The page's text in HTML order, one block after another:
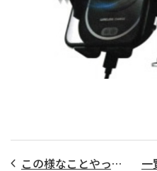
この様なことやってみました｡Vol.28 一